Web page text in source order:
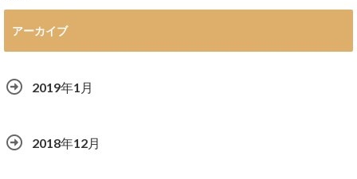
アーカイブ
2019年1月
2018年12月